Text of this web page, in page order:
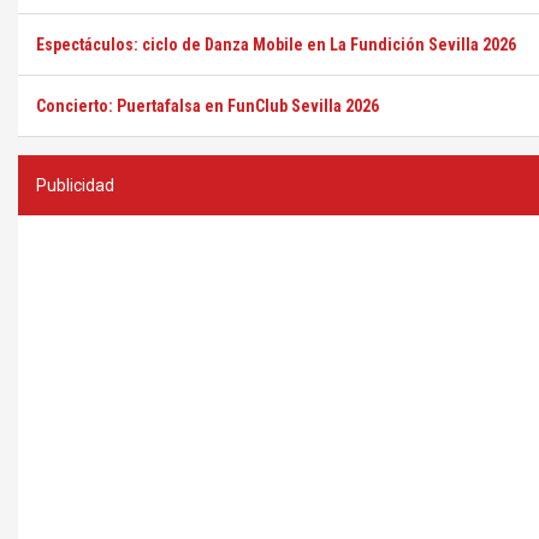
Espectáculos: ciclo de Danza Mobile en La Fundición Sevilla 2026
Concierto: Puertafalsa en FunClub Sevilla 2026
Publicidad